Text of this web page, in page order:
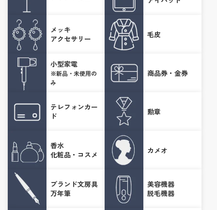
メッキ
アクセサリー
毛皮
小型家電
※新品・未使用の
み
商品券・金券
テレフォンカー
ド
勲章
香水
化粧品・コスメ
カメオ
ブランド文房具
万年筆
美容機器
脱毛機器